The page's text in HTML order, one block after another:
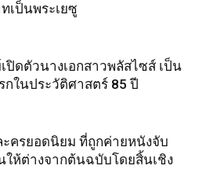
เป็นพระเยซู
ปิดตัวนางเอกสาวพลัสไซส์ เป็น
กในประวัติศาสตร์ 85 ปี
ะครยอดนิยม ที่ถูกค่ายหนังจับ
ให้ต่างจากต้นฉบับโดยสิ้นเชิง